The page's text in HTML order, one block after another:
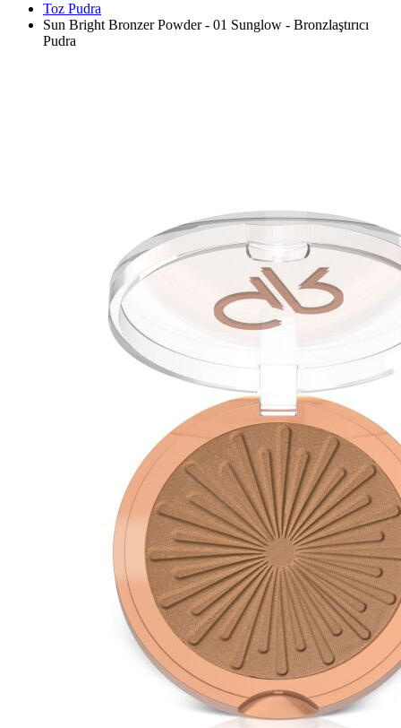
Toz Pudra
Sun Bright Bronzer Powder - 01 Sunglow - Bronzlaştırıcı
Pudra